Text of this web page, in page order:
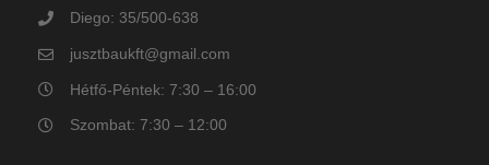
Diego: 35/500-638
jusztbaukft@gmail.com
Hétfő-Péntek: 7:30 – 16:00
Szombat: 7:30 – 12:00